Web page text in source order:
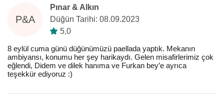
P&A
Pınar & Alkın
Düğün Tarihi: 08.09.2023
5,0
8 eylül cuma günü düğünümüzü paellada yaptık. Mekanın
ambiyansı, konumu her şey harikaydı. Gelen misafirlerimiz çok
eğlendi, Didem ve dilek hanıma ve Furkan bey’e ayrıca
teşekkür ediyoruz :)